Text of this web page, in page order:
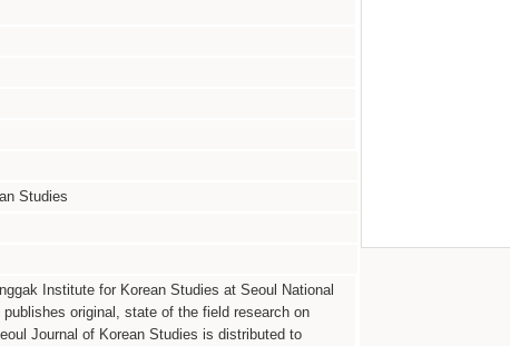
Studies
Institute for Korean Studies at Seoul National
original, state of the field research on
Journal of Korean Studies is distributed to